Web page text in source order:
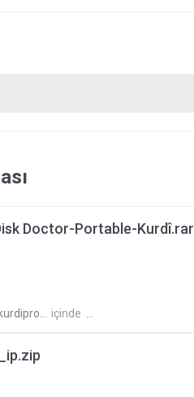
Doctor-Portable-Kurdî.rar
H. içinde